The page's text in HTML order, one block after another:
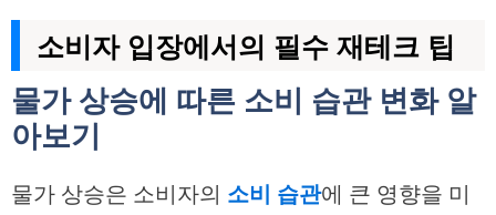
소비자 입장에서의 필수 재테크 팁
물가 상승에 따른 소비 습관 변화 알
아보기
물가 상승은 소비자의 소비 습관에 큰 영향을 미